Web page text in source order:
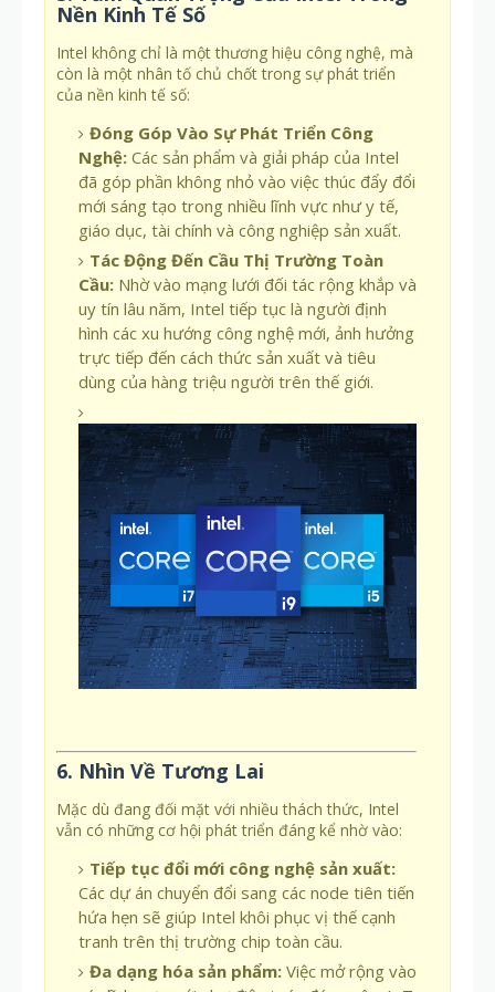
Nền Kinh Tế Số
Intel không chỉ là một thương hiệu công nghệ, mà
còn là một nhân tố chủ chốt trong sự phát triển
của nền kinh tế số:
Đóng Góp Vào Sự Phát Triển Công
Nghệ: Các sản phẩm và giải pháp của Intel
đã góp phần không nhỏ vào việc thúc đẩy đổi
mới sáng tạo trong nhiều lĩnh vực như y tế,
giáo dục, tài chính và công nghiệp sản xuất.
Tác Động Đến Cầu Thị Trường Toàn
Cầu: Nhờ vào mạng lưới đối tác rộng khắp và
uy tín lâu năm, Intel tiếp tục là người định
hình các xu hướng công nghệ mới, ảnh hưởng
trực tiếp đến cách thức sản xuất và tiêu
dùng của hàng triệu người trên thế giới.
6. Nhìn Về Tương Lai
Mặc dù đang đối mặt với nhiều thách thức, Intel
vẫn có những cơ hội phát triển đáng kể nhờ vào:
Tiếp tục đổi mới công nghệ sản xuất:
Các dự án chuyển đổi sang các node tiên tiến
hứa hẹn sẽ giúp Intel khôi phục vị thế cạnh
tranh trên thị trường chip toàn cầu.
Đa dạng hóa sản phẩm: Việc mở rộng vào